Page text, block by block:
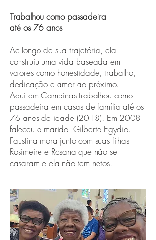
Trabalhou como passadeira
até os 76 anos
Ao longo de sua trajetória, ela
construiu uma vida baseada em
valores como honestidade, trabalho,
dedicação e amor ao próximo.
Aqui em Campinas trabalhou como
passadeira em casas de família até os
76 anos de idade (2018). Em 2008
faleceu o marido Gilberto Egydio.
Faustina mora junto com suas filhas
Rosimeire e Rosana que não se
casaram e ela não tem netos.